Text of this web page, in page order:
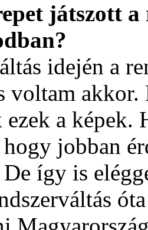
játszott
idején a
voltam
ezek a képek.
jobban
így is